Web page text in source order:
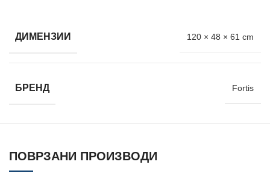
ДИМЕНЗИИ 120 × 48 × 61 cm
БРЕНД Fortis
ПОВРЗАНИ ПРОИЗВОДИ